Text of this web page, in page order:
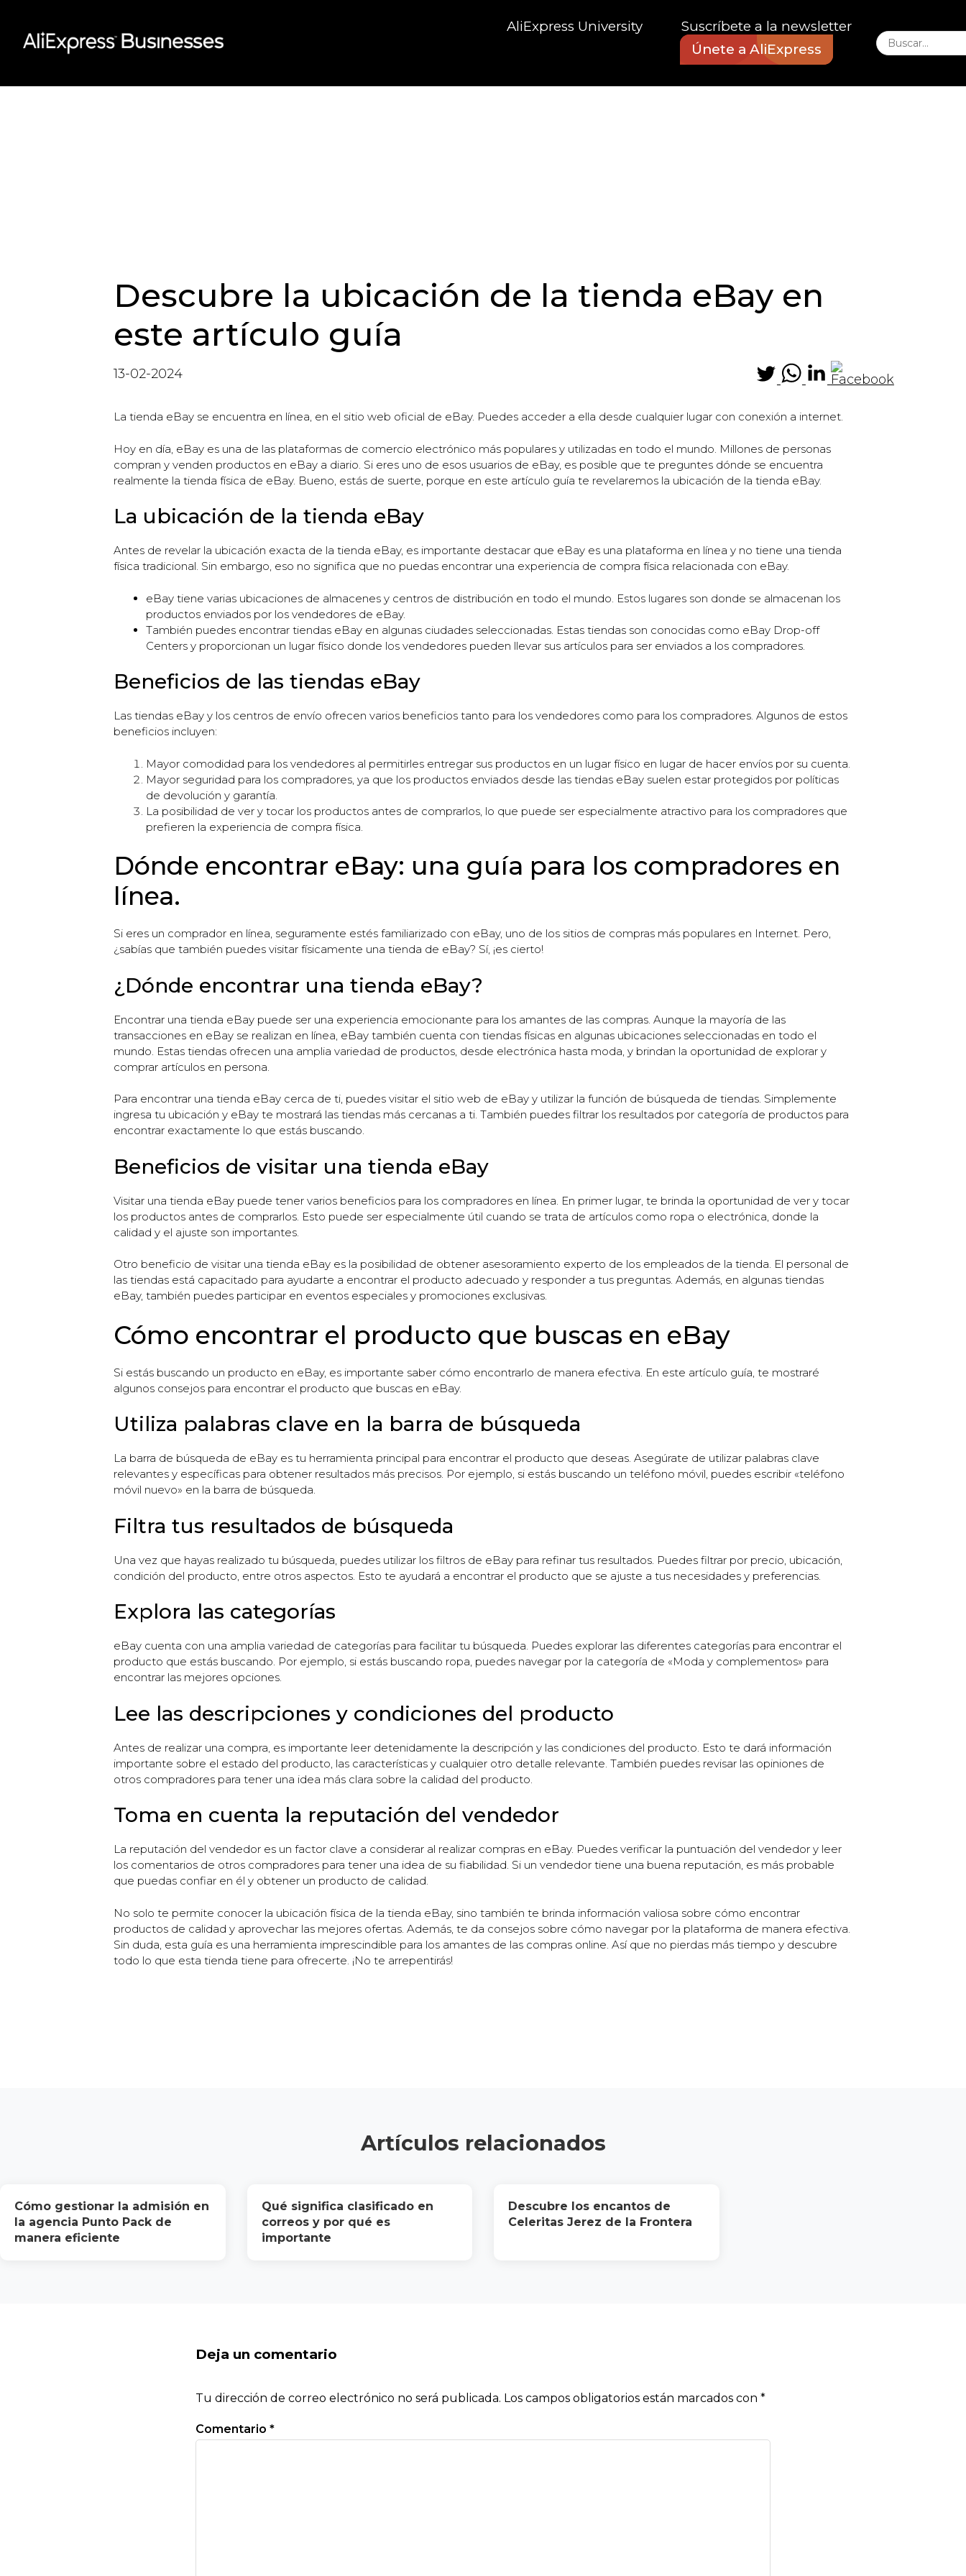
content
AliExpress University
Suscríbete a la newsletter
Únete a AliExpress
Descubre la ubicación de la tienda eBay en
este artículo guía
13-02-2024
La tienda eBay se encuentra en línea, en el sitio web oficial de eBay. Puedes acceder a ella desde cualquier lugar con conexión a internet.
Hoy en día, eBay es una de las plataformas de comercio electrónico más populares y utilizadas en todo el mundo. Millones de personas
compran y venden productos en eBay a diario. Si eres uno de esos usuarios de eBay, es posible que te preguntes dónde se encuentra
realmente la tienda física de eBay. Bueno, estás de suerte, porque en este artículo guía te revelaremos la ubicación de la tienda eBay.
La ubicación de la tienda eBay
Antes de revelar la ubicación exacta de la tienda eBay, es importante destacar que eBay es una plataforma en línea y no tiene una tienda
física tradicional. Sin embargo, eso no significa que no puedas encontrar una experiencia de compra física relacionada con eBay.
eBay tiene varias ubicaciones de almacenes y centros de distribución en todo el mundo. Estos lugares son donde se almacenan los
productos enviados por los vendedores de eBay.
También puedes encontrar tiendas eBay en algunas ciudades seleccionadas. Estas tiendas son conocidas como eBay Drop-off
Centers y proporcionan un lugar físico donde los vendedores pueden llevar sus artículos para ser enviados a los compradores.
Beneficios de las tiendas eBay
Las tiendas eBay y los centros de envío ofrecen varios beneficios tanto para los vendedores como para los compradores. Algunos de estos
beneficios incluyen:
Mayor comodidad para los vendedores al permitirles entregar sus productos en un lugar físico en lugar de hacer envíos por su cuenta.
Mayor seguridad para los compradores, ya que los productos enviados desde las tiendas eBay suelen estar protegidos por políticas
de devolución y garantía.
La posibilidad de ver y tocar los productos antes de comprarlos, lo que puede ser especialmente atractivo para los compradores que
prefieren la experiencia de compra física.
Dónde encontrar eBay: una guía para los compradores en
línea.
Si eres un comprador en línea, seguramente estés familiarizado con eBay, uno de los sitios de compras más populares en Internet. Pero,
¿sabías que también puedes visitar físicamente una tienda de eBay? Sí, ¡es cierto!
¿Dónde encontrar una tienda eBay?
Encontrar una tienda eBay puede ser una experiencia emocionante para los amantes de las compras. Aunque la mayoría de las
transacciones en eBay se realizan en línea, eBay también cuenta con tiendas físicas en algunas ubicaciones seleccionadas en todo el
mundo. Estas tiendas ofrecen una amplia variedad de productos, desde electrónica hasta moda, y brindan la oportunidad de explorar y
comprar artículos en persona.
Para encontrar una tienda eBay cerca de ti, puedes visitar el sitio web de eBay y utilizar la función de búsqueda de tiendas. Simplemente
ingresa tu ubicación y eBay te mostrará las tiendas más cercanas a ti. También puedes filtrar los resultados por categoría de productos para
encontrar exactamente lo que estás buscando.
Beneficios de visitar una tienda eBay
Visitar una tienda eBay puede tener varios beneficios para los compradores en línea. En primer lugar, te brinda la oportunidad de ver y tocar
los productos antes de comprarlos. Esto puede ser especialmente útil cuando se trata de artículos como ropa o electrónica, donde la
calidad y el ajuste son importantes.
Otro beneficio de visitar una tienda eBay es la posibilidad de obtener asesoramiento experto de los empleados de la tienda. El personal de
las tiendas está capacitado para ayudarte a encontrar el producto adecuado y responder a tus preguntas. Además, en algunas tiendas
eBay, también puedes participar en eventos especiales y promociones exclusivas.
Cómo encontrar el producto que buscas en eBay
Si estás buscando un producto en eBay, es importante saber cómo encontrarlo de manera efectiva. En este artículo guía, te mostraré
algunos consejos para encontrar el producto que buscas en eBay.
Utiliza palabras clave en la barra de búsqueda
La barra de búsqueda de eBay es tu herramienta principal para encontrar el producto que deseas. Asegúrate de utilizar palabras clave
relevantes y específicas para obtener resultados más precisos. Por ejemplo, si estás buscando un teléfono móvil, puedes escribir «teléfono
móvil nuevo» en la barra de búsqueda.
Filtra tus resultados de búsqueda
Una vez que hayas realizado tu búsqueda, puedes utilizar los filtros de eBay para refinar tus resultados. Puedes filtrar por precio, ubicación,
condición del producto, entre otros aspectos. Esto te ayudará a encontrar el producto que se ajuste a tus necesidades y preferencias.
Explora las categorías
eBay cuenta con una amplia variedad de categorías para facilitar tu búsqueda. Puedes explorar las diferentes categorías para encontrar el
producto que estás buscando. Por ejemplo, si estás buscando ropa, puedes navegar por la categoría de «Moda y complementos» para
encontrar las mejores opciones.
Lee las descripciones y condiciones del producto
Antes de realizar una compra, es importante leer detenidamente la descripción y las condiciones del producto. Esto te dará información
importante sobre el estado del producto, las características y cualquier otro detalle relevante. También puedes revisar las opiniones de
otros compradores para tener una idea más clara sobre la calidad del producto.
Toma en cuenta la reputación del vendedor
La reputación del vendedor es un factor clave a considerar al realizar compras en eBay. Puedes verificar la puntuación del vendedor y leer
los comentarios de otros compradores para tener una idea de su fiabilidad. Si un vendedor tiene una buena reputación, es más probable
que puedas confiar en él y obtener un producto de calidad.
No solo te permite conocer la ubicación física de la tienda eBay, sino también te brinda información valiosa sobre cómo encontrar
productos de calidad y aprovechar las mejores ofertas. Además, te da consejos sobre cómo navegar por la plataforma de manera efectiva.
Sin duda, esta guía es una herramienta imprescindible para los amantes de las compras online. Así que no pierdas más tiempo y descubre
todo lo que esta tienda tiene para ofrecerte. ¡No te arrepentirás!
Artículos relacionados
Cómo gestionar la admisión en
la agencia Punto Pack de
manera eficiente
Qué significa clasificado en
correos y por qué es
importante
Descubre los encantos de
Celeritas Jerez de la Frontera
Deja un comentario
Tu dirección de correo electrónico no será publicada. Los campos obligatorios están marcados con *
Comentario *